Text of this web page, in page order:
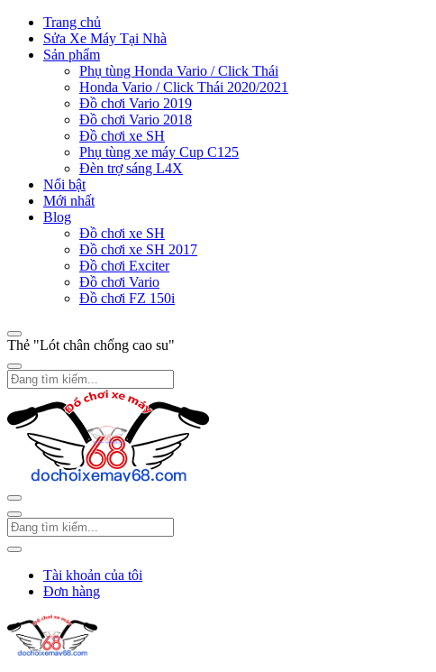
Trang chủ
Sửa Xe Máy Tại Nhà
Sản phẩm
Phụ tùng Honda Vario / Click Thái
Honda Vario / Click Thái 2020/2021
Đồ chơi Vario 2019
Đồ chơi Vario 2018
Đồ chơi xe SH
Phụ tùng xe máy Cup C125
Đèn trợ sáng L4X
Nổi bật
Mới nhất
Blog
Đồ chơi xe SH
Đồ chơi xe SH 2017
Đồ chơi Exciter
Đồ chơi Vario
Đồ chơi FZ 150i
Thẻ "Lót chân chống cao su"
Tài khoản của tôi
Đơn hàng